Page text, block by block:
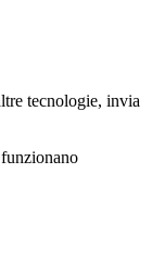
tecnologie, invia